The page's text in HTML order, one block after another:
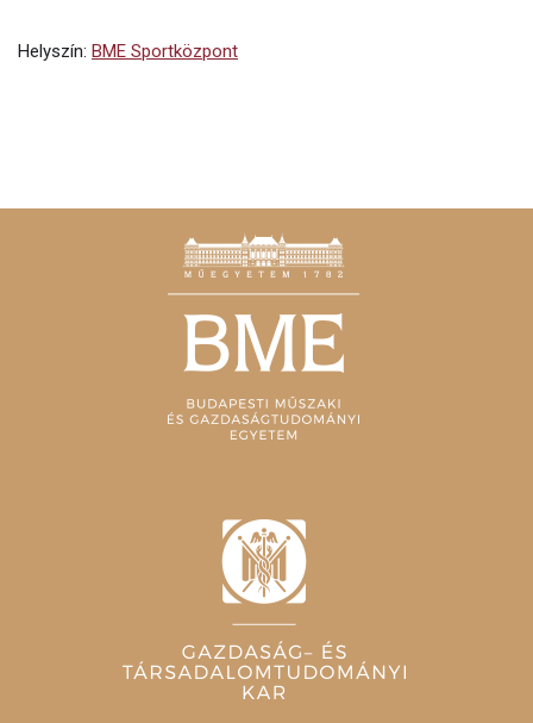
Helyszín: BME Sportközpont